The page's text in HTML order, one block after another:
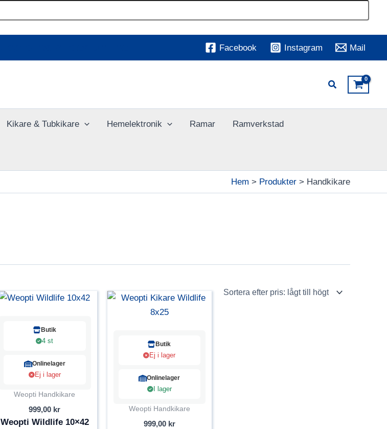
Facebook Instagram Mail
Kikare & Tubkikare Hemelektronik Ramar Ramverkstad
Hem Produkter Handkikare
Butik
4 st
Onlinelager
Ej i lager
Weopti Handkikare
999,00 kr
Weopti Wildlife 10×42
Butik
Ej i lager
Onlinelager
I lager
Weopti Handkikare
999,00 kr